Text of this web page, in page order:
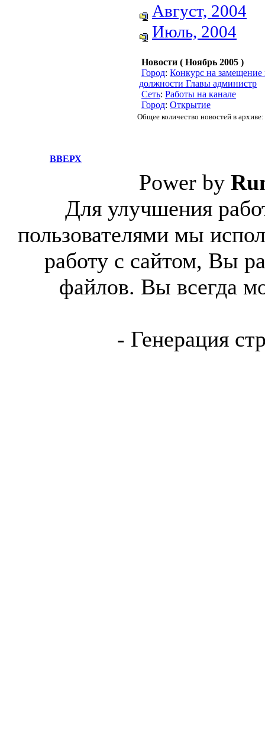
Август, 2004
Июль, 2004
Новости ( Ноябрь 2005 )
Город: Конкурс на
должности Главы администр
Сеть: Работы на канале
Город: Открытие
Общее количество новостей в
ВВЕРХ
Power by
Для улучшения
пользователями мы
работу с сайтом, Вы
файлов. Вы всегда
- Генерация